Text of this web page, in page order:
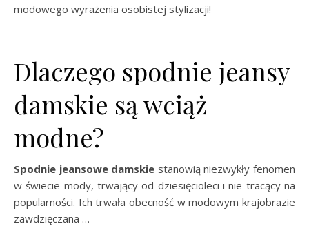
modowego wyrażenia osobistej stylizacji!
Dlaczego spodnie jeansy
damskie są wciąż
modne?
Spodnie jeansowe damskie stanowią niezwykły fenomen
w świecie mody, trwający od dziesięcioleci i nie tracący na
popularności. Ich trwała obecność w modowym krajobrazie
zawdzięczana …